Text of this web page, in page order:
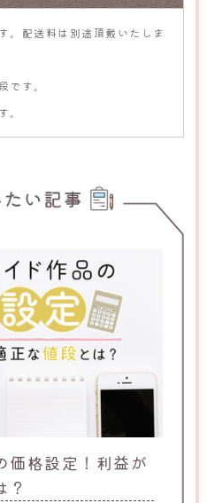
。配送料は別途頂戴いたしま
です。
価格設定！利益が
？